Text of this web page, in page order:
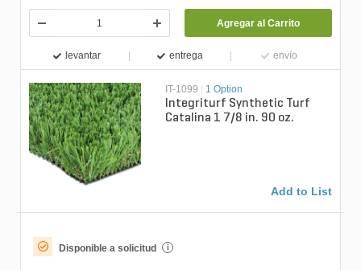
Agregar al Carrito
levantar entrega envío
IT-1099 | 1 Option
Integriturf Synthetic Turf
Catalina 1 7/8 in. 90 oz.
Add to List
Disponible a solicitud i